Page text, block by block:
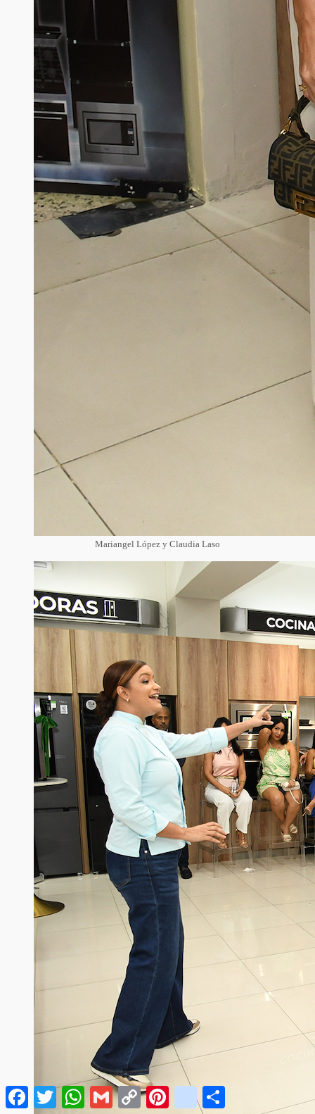
Mariangel López y Claudia Laso
FacebookTwitter WhatsApp
Gmail Copy
Link
Pinterestgoogle_bookmarks